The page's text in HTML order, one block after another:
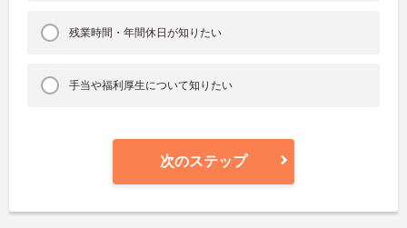
残業時間・年間休日が知りたい
手当や福利厚生について知りたい
次のステップ